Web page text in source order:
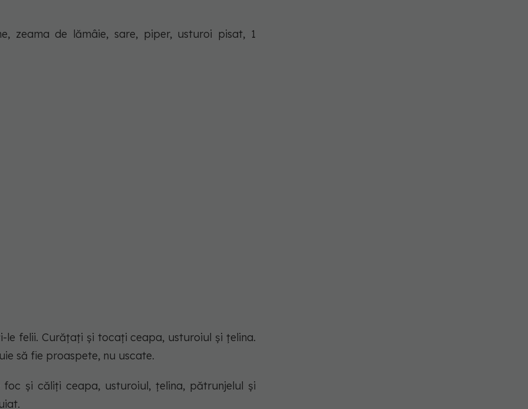
zeama de lămâie, sare, piper, usturoi pisat, 1
felii. Curățați și tocați ceapa, usturoiul și țelina.
să fie proaspete, nu uscate.
și căliți ceapa, usturoiul, țelina, pătrunjelul și